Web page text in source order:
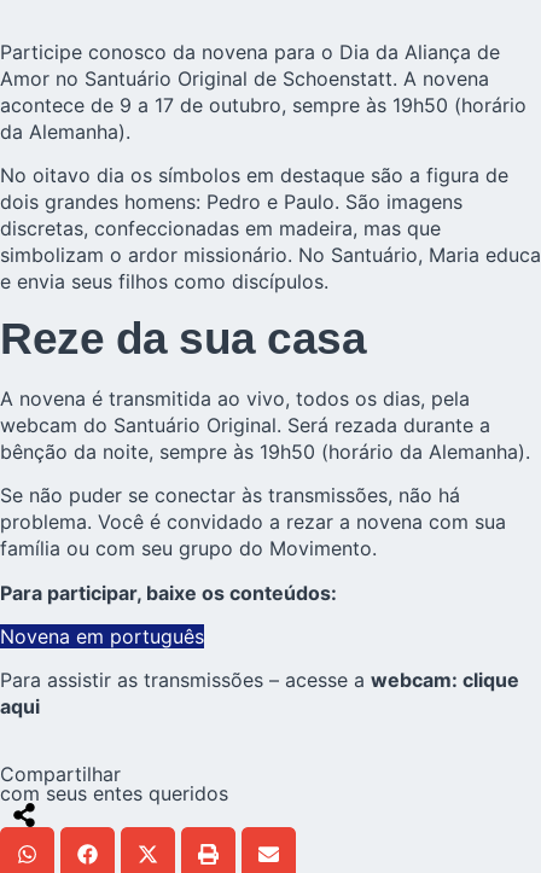
Participe conosco da novena para o Dia da Aliança de
Amor no Santuário Original de Schoenstatt. A novena
acontece de 9 a 17 de outubro, sempre às 19h50 (horário
da Alemanha).
No oitavo dia os símbolos em destaque são a figura de
dois grandes homens: Pedro e Paulo. São imagens
discretas, confeccionadas em madeira, mas que
simbolizam o ardor missionário. No Santuário, Maria educa
e envia seus filhos como discípulos.
Reze da sua casa
A novena é transmitida ao vivo, todos os dias, pela
webcam do Santuário Original. Será rezada durante a
bênção da noite, sempre às 19h50 (horário da Alemanha).
Se não puder se conectar às transmissões, não há
problema. Você é convidado a rezar a novena com sua
família ou com seu grupo do Movimento.
Para participar, baixe os conteúdos:
Novena em português
Para assistir as transmissões – acesse a webcam: clique
aqui
Compartilhar
com seus entes queridos